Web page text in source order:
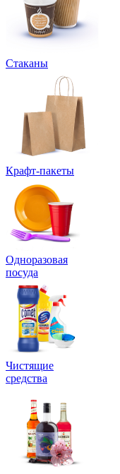
Стаканы
Крафт-пакеты
Одноразовая
посуда
Чистящие
средства